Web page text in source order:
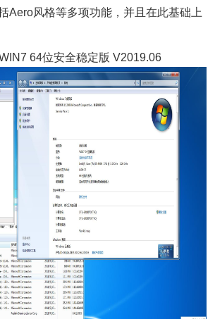
Aero风格等多项功能，并且在此基础上
64位安全稳定版 V2019.06